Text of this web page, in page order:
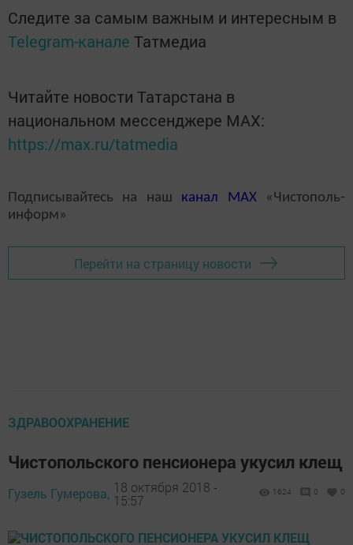
Следите за самым важным и интересным в
Telegram-канале Татмедиа
Читайте новости Татарстана в
национальном мессенджере MАХ:
https://max.ru/tatmedia
Подписывайтесь на наш канал MAX«Чистополь-
информ»
Перейти на страницу новости
ЗДРАВООХРАНЕНИЕ
Чистопольского пенсионера укусил клещ
Гузель Гумерова, 18 октября 2018 -
15:57
1624 0 0